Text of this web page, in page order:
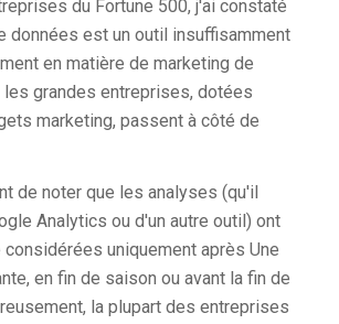
du Fortune 500, j'ai constaté
données est un outil insuffisamment
en matière de marketing de
les grandes entreprises, dotées
marketing, passent à côté de
de noter que les analyses (qu'il
Analytics ou d'un autre outil) ont
considérées uniquement après Une
en fin de saison ou avant la fin de
la plupart des entreprises